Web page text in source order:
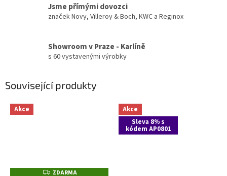
Jsme přímými dovozci
značek Novy, Villeroy & Boch, KWC a Reginox
Showroom v Praze - Karlíně
s 60 vystavenými výrobky
Související produkty
Akce
ZZDARMA
Akce
Sleva 8% s
kódem AP0801